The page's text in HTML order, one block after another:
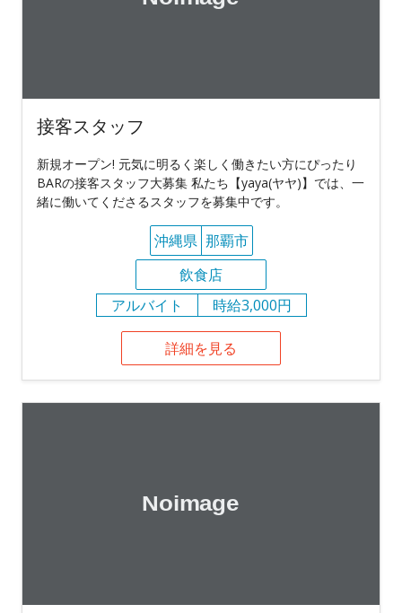
接客スタッフ
新規オープン! 元気に明るく楽しく働きたい方にぴったり
BARの接客スタッフ大募集 私たち【yaya(ヤヤ)】では、一
緒に働いてくださるスタッフを募集中です。
沖縄県 那覇市
飲食店
アルバイト
時給3,000円
詳細を見る